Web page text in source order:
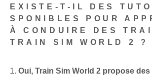
EXISTE-T-IL DES
SPONIBLES POUR
À CONDUIRE DES
TRAIN SIM WORLD 2 ?
1. Oui, Train Sim‌ World 2 propose‌